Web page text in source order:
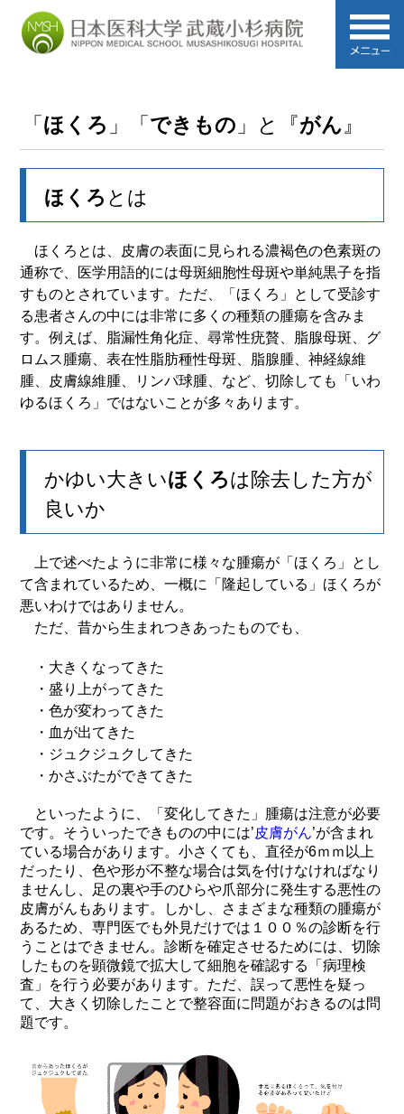
「 ほくろ 」「 できもの 」と『がん 』
ほくろ とは
ほくろとは、皮膚の表面に見られる濃褐色の色素斑の
通称で、医学用語的には母斑細胞性母斑や単純黒子を指
すものとされています。ただ、「ほくろ」として受診す
る患者さんの中には非常に多くの種類の腫瘍を含みま
す。例えば、脂漏性角化症、尋常性疣贅、脂腺母斑、グ
ロムス腫瘍、表在性脂肪種性母斑、脂腺腫、神経線維
腫、皮膚線維腫、リンパ球腫、など、切除しても「いわ
ゆるほくろ」ではないことが多々あります。
かゆい大きいほくろは除去した方が
良いか
上で述べたように非常に様々な腫瘍が「ほくろ」とし
て含まれているため、一概に「隆起している」ほくろが
悪いわけではありません。
ただ、昔から生まれつきあったものでも、
・大きくなってきた
・盛り上がってきた
・色が変わってきた
・血が出てきた
・ジュクジュクしてきた
・かさぶたができてきた
といったように、「変化してきた」腫瘍は注意が必要
です。そういったできものの中には’皮膚がん’が含まれ
ている場合があります。小さくても、直径が6ｍｍ以上
だったり、色や形が不整な場合は気を付けなければなり
ませんし
、足の裏や手のひらや爪部分に発生する悪性の
皮膚がんもあります。
しかし、 さまざまな種類の腫瘍が
あるため、専門医でも外見だけでは１００％の診断を行
うことはできません。診断を確定させるためには、切除
したものを顕微鏡で拡大して細胞を確認する「病理検
査」を行う必要があります。ただ、誤って悪性を疑っ
て、大きく切除したことで整容面に問題がおきるのは問
題です。